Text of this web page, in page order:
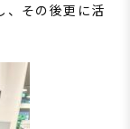
、その後更に活